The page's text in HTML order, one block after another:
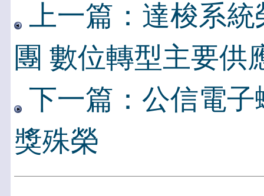
上一篇：達梭系
團 數位轉型主要供
下一篇：公信電
獎殊榮